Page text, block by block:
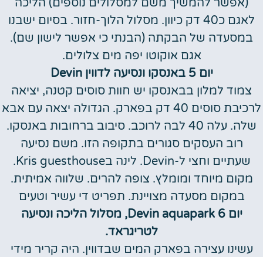
לאגם כ40 דק כיוון. מסלול הלוך-חזור. בסיום ישבנו
במסעדה של הבקתה (הבנתי כי אפשר לישון שם).
אגם אוקוטו יפה מים צלולים.
יום 5 באנסקו ונסיעה לדווין Devin
צמוד למלון בבאנסקו יש חוות סוסים קטנה, יציאה
לרכיבת סוסים 40 דק בפארק. הגדולה יצאה עם אבא
שלה. עלה 40 לבה לרוכב. סיבוב ברחובות באנסקו.
רוב העסקים סגורים בתקופה הזו. משם נסיעה
שעתיים וחצי ל-Devin. לינה בKris guesthouse.
מקום מיוחד ומומלץ. צופה להרים. שלווה אמיתית.
במקום מסעדה מצויינת. תפריט די עשיר וטעים
יום 6 Devin aquapark, מסלול הליכה ונסיעה
לטריגראד.
עשינו עצירה בפארק המים שבדווין. היה קריר מידי